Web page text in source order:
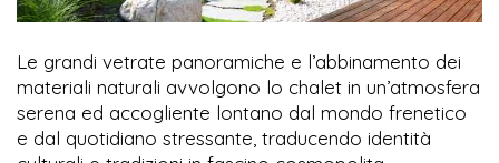
Le grandi vetrate panoramiche e l’abbinamento dei
materiali naturali avvolgono lo chalet in un’atmosfera
serena ed accogliente lontano dal mondo frenetico
e dal quotidiano stressante, traducendo identità